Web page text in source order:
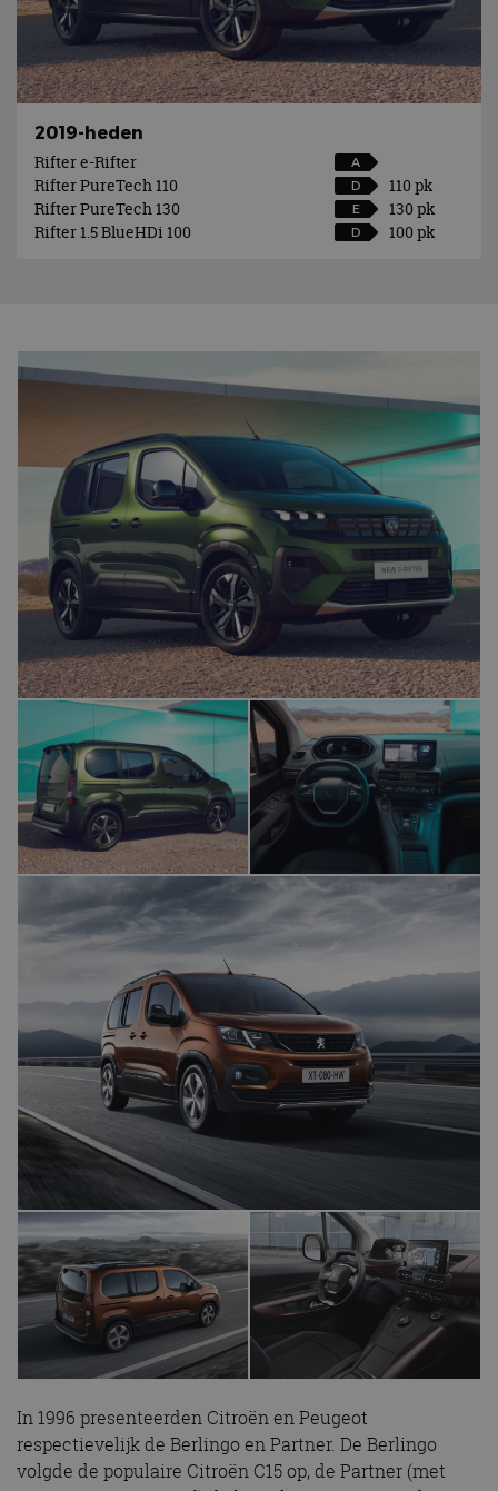
2019-heden
Rifter e-Rifter
A
Rifter PureTech 110 D
110 pk
Rifter PureTech 130
E
130 pk
Rifter 1.5 BlueHDi 100
D 100 pk
In 1996 presenteerden Citroën en Peugeot
respectievelijk de Berlingo en Partner. De Berlingo
volgde de populaire Citroën C15 op, de Partner (met